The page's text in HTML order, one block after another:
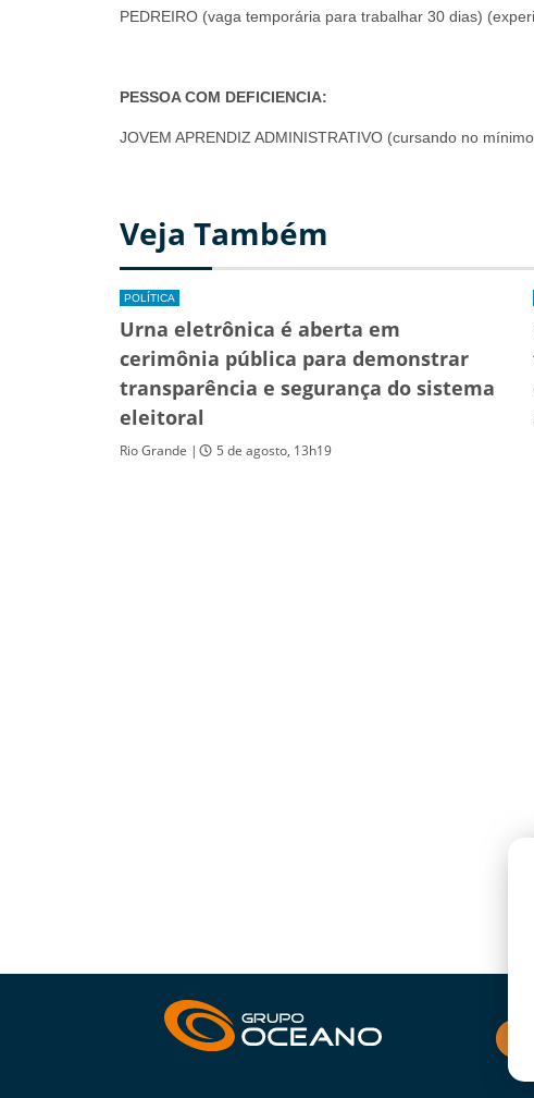
PEDREIRO (vaga temporária para trabalhar 30 dias)
PESSOA COM DEFICIENCIA:
JOVEM APRENDIZ ADMINISTRATIVO (cursando no
Veja Também
POLÍTICA
Urna eletrônica é aberta em
cerimônia pública para demonstrar
transparência e segurança do sistema
eleitoral
Rio Grande | 5 de agosto, 13h19